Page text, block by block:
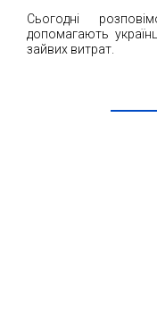
Сьогодні
допомагають
зайвих витрат.